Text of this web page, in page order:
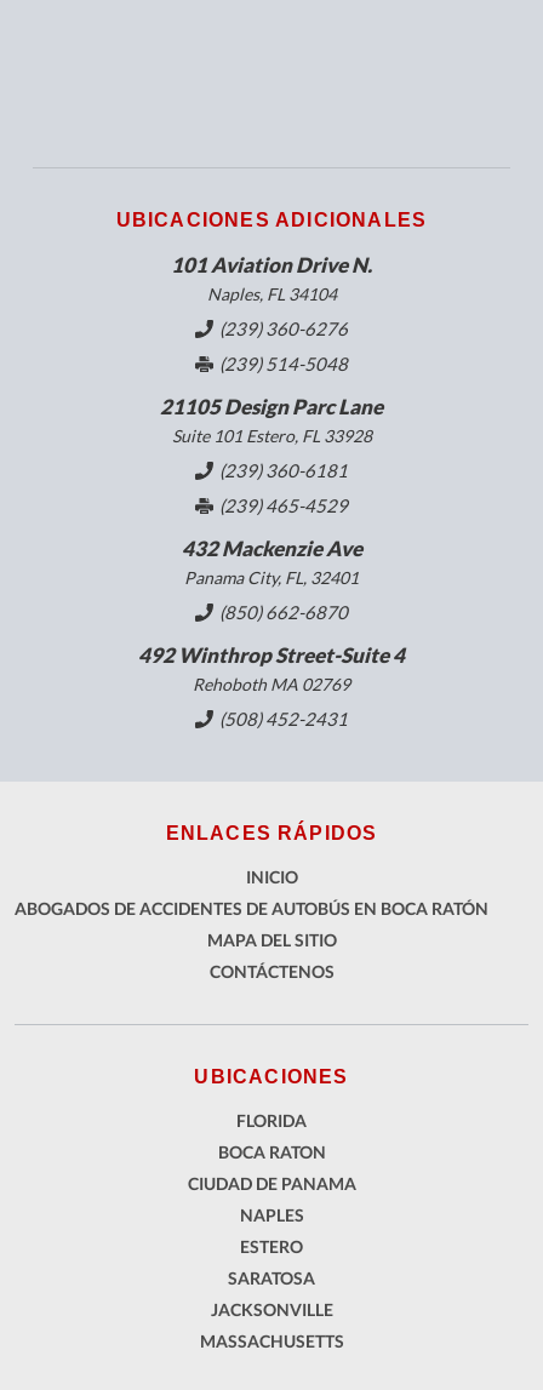
UBICACIONES ADICIONALES
101 Aviation Drive N.
Naples, FL 34104
(239) 360-6276
(239) 514-5048
21105 Design Parc Lane
Suite 101 Estero, FL 33928
(239) 360-6181
(239) 465-4529
432 Mackenzie Ave
Panama City, FL, 32401
(850) 662-6870
492 Winthrop Street-Suite 4
Rehoboth MA 02769
(508) 452-2431
ENLACES RÁPIDOS
INICIO
ABOGADOS DE ACCIDENTES DE AUTOBÚS EN BOCA RATÓN
MAPA DEL SITIO
CONTÁCTENOS
UBICACIONES
FLORIDA
BOCA RATON
CIUDAD DE PANAMA
NAPLES
ESTERO
SARATOSA
JACKSONVILLE
MASSACHUSETTS